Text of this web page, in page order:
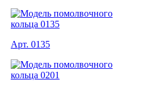
Арт. 0135